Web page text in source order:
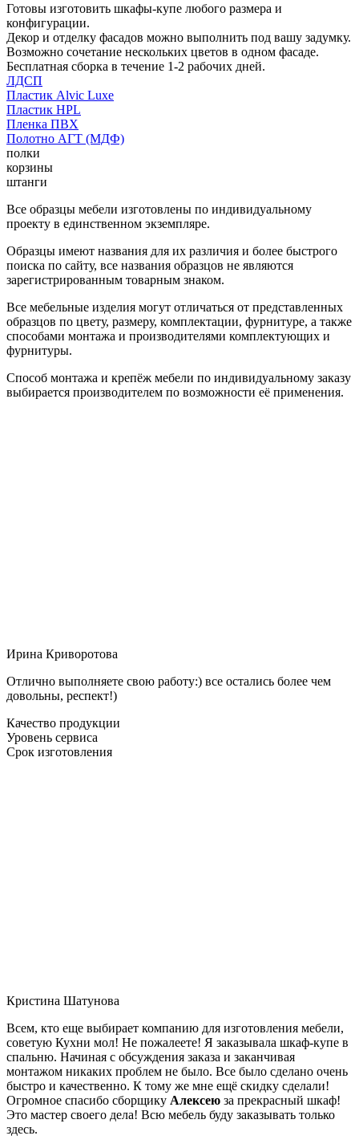
Готовы изготовить шкафы-купе любого размера и
конфигурации.
Декор и отделку фасадов можно выполнить под вашу задумку.
Возможно сочетание нескольких цветов в одном фасаде.
Бесплатная сборка в течение 1-2 рабочих дней.
ЛДСП
Пластик Alvic Luxe
Пластик HPL
Пленка ПВХ
Полотно АГТ (МДФ)
полки
корзины
штанги
Все образцы мебели изготовлены по индивидуальному
проекту в единственном экземпляре.
Образцы имеют названия для их различия и более быстрого
поиска по сайту, все названия образцов не являются
зарегистрированным товарным знаком.
Все мебельные изделия могут отличаться от представленных
образцов по цвету, размеру, комплектации, фурнитуре, а также
способами монтажа и производителями комплектующих и
фурнитуры.
Способ монтажа и крепёж мебели по индивидуальному заказу
выбирается производителем по возможности её применения.
Ирина Криворотова
Отлично выполняете свою работу:) все остались более чем
довольны, респект!)
Качество продукции
Уровень сервиса
Срок изготовления
Кристина Шатунова
Всем, кто еще выбирает компанию для изготовления мебели,
советую Кухни мол! Не пожалеете! Я заказывала шкаф-купе в
спальню. Начиная с обсуждения заказа и заканчивая
монтажом никаких проблем не было. Все было сделано очень
быстро и качественно. К тому же мне ещё скидку сделали!
Огромное спасибо сборщику Алексею за прекрасный шкаф!
Это мастер своего дела! Всю мебель буду заказывать только
здесь.